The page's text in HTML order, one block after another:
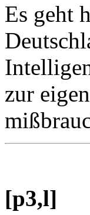
Es geht
zur
[p3,l]